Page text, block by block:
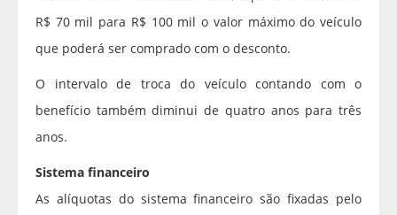
R$ 70 mil para R$ 100 mil o valor máximo do veículo
que poderá ser comprado com o desconto.
O intervalo de troca do veículo contando com o
benefício também diminui de quatro anos para três
anos.
Sistema financeiro
As alíquotas do sistema financeiro são fixadas pelo